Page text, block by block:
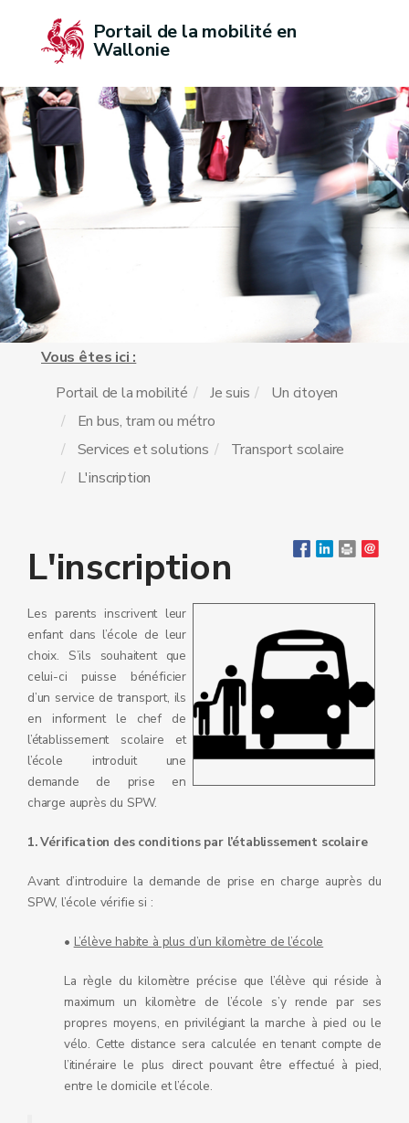
Portail de la mobilité en
Wallonie
Vous êtes ici :
Portail de la mobilité
Je suis
Un citoyen
En bus, tram ou métro
Services et solutions
Transport scolaire
L'inscription
L'inscription
Les parents inscrivent leur
enfant dans l’école de leur
choix. S’ils souhaitent que
celui-ci puisse bénéficier
d’un service de transport, ils
en informent le chef de
l’établissement scolaire et
l’école introduit une
demande de prise en
charge auprès du SPW.
1. Vérification des conditions par l’établissement scolaire
Avant d’introduire la demande de prise en charge auprès du
SPW, l’école vérifie si :
• L’élève habite à plus d’un kilomètre de l’école
La règle du kilomètre précise que l’élève qui réside à
maximum un kilomètre de l’école s’y rende par ses
propres moyens, en privilégiant la marche à pied ou le
vélo. Cette distance sera calculée en tenant compte de
l’itinéraire le plus direct pouvant être effectué à pied,
entre le domicile et l’école.